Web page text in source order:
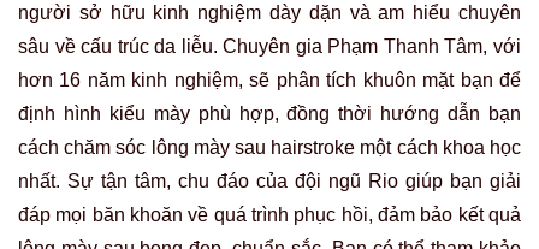
người sở hữu kinh nghiệm dày dặn và am hiểu chuyên
sâu về cấu trúc da liễu. Chuyên gia Phạm Thanh Tâm, với
hơn 16 năm kinh nghiệm, sẽ phân tích khuôn mặt bạn để
định hình kiểu mày phù hợp, đồng thời hướng dẫn bạn
cách chăm sóc lông mày sau hairstroke một cách khoa học
nhất. Sự tận tâm, chu đáo của đội ngũ Rio giúp bạn giải
đáp mọi băn khoăn về quá trình phục hồi, đảm bảo kết quả